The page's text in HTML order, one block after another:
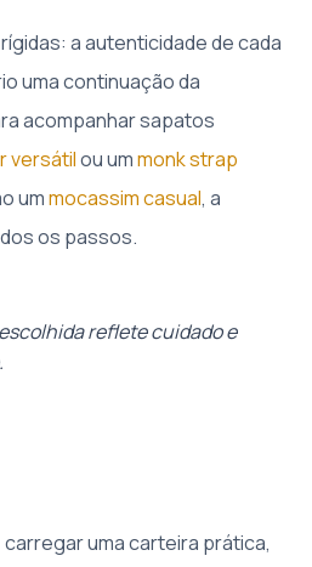
a autenticidade de cada
uma continuação da
acompanhar sapatos
versátilou ummonk strap
ummocassim casual, a
os passos.
reflete cuidado e
uma carteira prática,